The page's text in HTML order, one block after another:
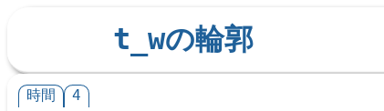
t_wの輪郭
時間 4